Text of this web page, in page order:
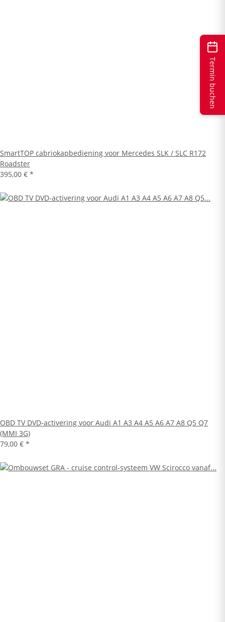
SmartTOP cabriokapbediening voor Mercedes SLK / SLC R172
Roadster
395,00 € *
OBD TV DVD-activering voor Audi A1 A3 A4 A5 A6 A7 A8 Q5 Q7
(MMI 3G)
79,00 € *
Termin buchen